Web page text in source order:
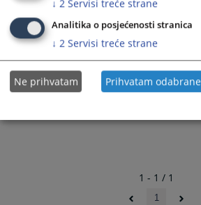
1 - 1 / 1
1
↓ 2 Servisi treće strane
Analitika o posjećenosti stranica
↓ 2 Servisi treće strane
Ne prihvatam Prihvatam odabrane